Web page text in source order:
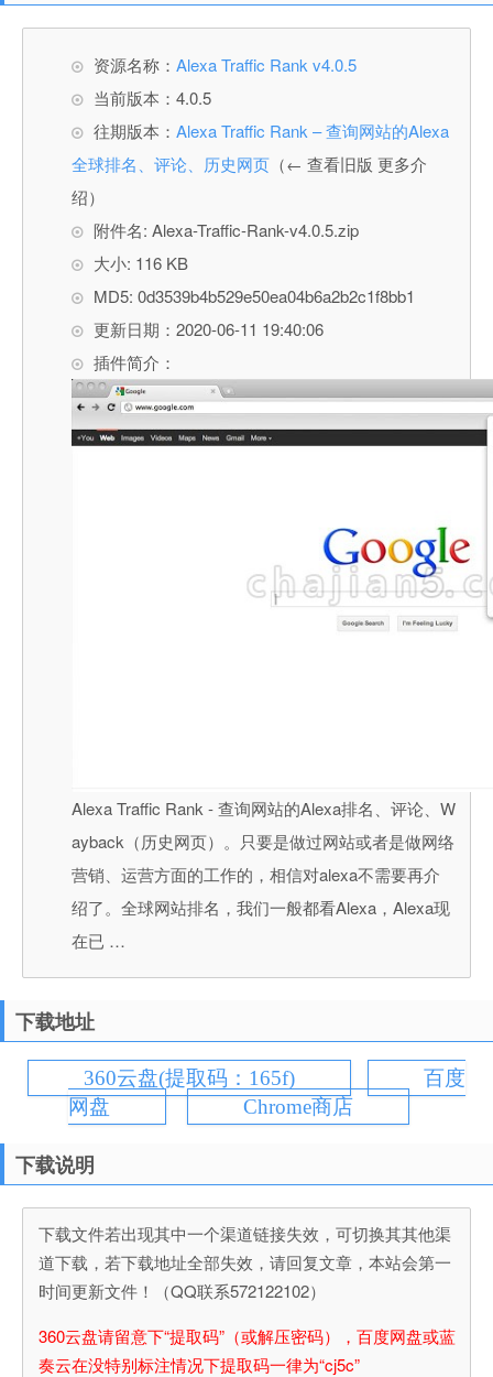
资源名称： Alexa Traffic Rank v4.0.5
当前版本：4.0.5
往期版本： Alexa Traffic Rank – 查询网站的Alexa
全球排名、评论、历史网页 （← 查看旧版 更多介
绍）
附件名: Alexa-Traffic-Rank-v4.0.5.zip
大小: 116 KB
MD5: 0d3539b4b529e50ea04b6a2b2c1f8bb1
更新日期：2020-06-11 19:40:06
插件简介：
Alexa Traffic Rank - 查询网站的Alexa排名、评论、W
ayback（历史网页）。只要是做过网站或者是做网络
营销、运营方面的工作的，相信对alexa不需要再介
绍了。全球网站排名，我们一般都看Alexa，Alexa现
在已 …
下载地址
360云盘(提取码：165f)
百度
网盘
Chrome商店
下载说明
下载文件若出现其中一个渠道链接失效，可切换其其他渠
道下载，若下载地址全部失效，请回复文章，本站会第一
时间更新文件！（QQ联系572122102）
360云盘请留意下“提取码”（或解压密码），百度网盘或蓝
奏云在没特别标注情况下提取码一律为“cj5c”